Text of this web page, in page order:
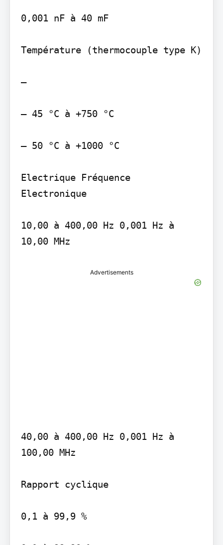
0,001 nF à 40 mF
Température (thermocouple type K)
—
– 45 °C à +750 °C
– 50 °C à +1000 °C
Electrique Fréquence
Electronique
10,00 à 400,00 Hz 0,001 Hz à
10,00 MHz
Advertisements
40,00 à 400,00 Hz 0,001 Hz à
100,00 MHz
Rapport cyclique
0,1 à 99,9 %